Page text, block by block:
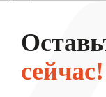
сейчас!